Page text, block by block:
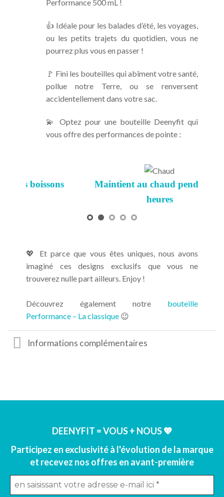
Performance 500 mL !
👍 Idéale pour les balades d’été, les voyages,
ou les petits trajets du quotidien, vous ne
pourrez plus vous en passer !
🚩 Fini les bouteilles qui abîment votre santé,
pollue notre Terre, ou se renversent
accidentellement dans votre sac.
💫 Optez pour une bouteille Deenyfit qui
vous offre des performances de pointe :
Maintient au chaud pendant 12
💖 Et parce que vous êtes uniques, nous avons
imaginé ces designs exclusifs que vous ne
trouverez nulle part ailleurs. Enjoy !
Découvrez également notre bouteille
Performance – La classique 😉
Informations complémentaires
DEENYFIT = VOUS + NOUS 💖
Participez en exclusivité à l'évolution de la marque
et recevez nos offres en avant-première